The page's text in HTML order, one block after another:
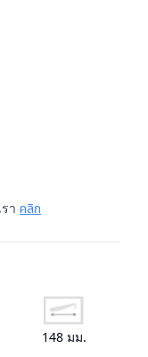
า คลิก
148มม.